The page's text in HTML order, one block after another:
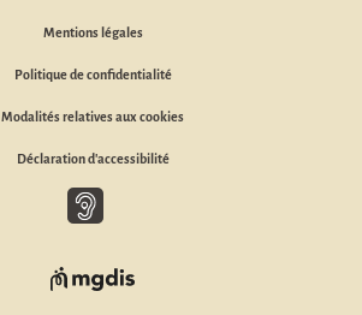
Mentions légales
Politique de confidentialité
Modalités relatives aux cookies
Déclaration d'accessibilité
Baisse d'audition, malentendant ou sourd,